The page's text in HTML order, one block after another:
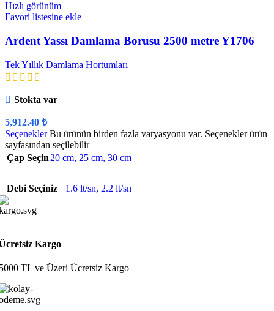
Hızlı görünüm
Favori listesine ekle
Ardent Yassı Damlama Borusu 2500 metre Y1706
Tek Yıllık Damlama Hortumları
Stokta var
5,912.40 ₺
Seçenekler Bu ürünün birden fazla varyasyonu var. Seçenekler ürün
sayfasından seçilebilir
Çap Seçin 20 cm, 25 cm, 30 cm
Debi Seçiniz 1.6 lt/sn, 2.2 lt/sn
Kargo
TL ve Üzeri Ücretsiz Kargo